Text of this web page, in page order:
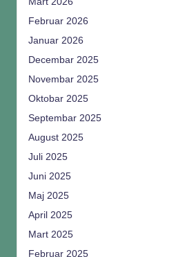
Februar 2026
Januar 2026
Decembar 2025
Novembar 2025
Oktobar 2025
Septembar 2025
August 2025
Juli 2025
Juni 2025
Maj 2025
April 2025
Mart 2025
Februar 2025